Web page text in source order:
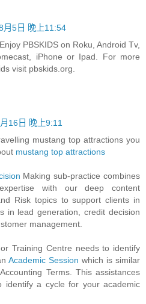
月5日 晚上11:54
PBSKIDS on Roku, Android Tv,
iPhone or Ipad. For more
visit pbskids.org.
16日 晚上9:11
mustang top attractions you
mustang top attractions
Making sub-practice combines
with our deep content
Risk topics to support clients in
in lead generation, credit decision
management.
Training Centre needs to identify
Academic Session which is similar
Terms. This assistances
identify a cycle for your academic